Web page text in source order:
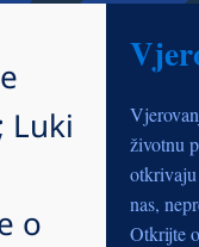
Luki
o
životnu
nas,
Otkrijte